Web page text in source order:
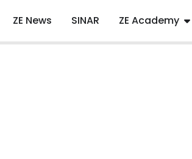
ZE News SINAR ZE Academy